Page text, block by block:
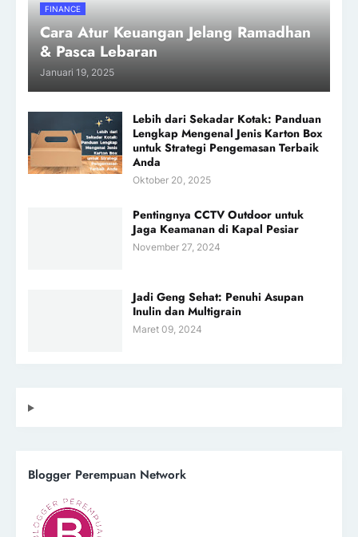
FINANCE
Cara Atur Keuangan Jelang Ramadhan
& Pasca Lebaran
Januari 19, 2025
Lebih dari Sekadar Kotak: Panduan
Lengkap Mengenal Jenis Karton Box
untuk Strategi Pengemasan Terbaik
Anda
Oktober 20, 2025
Pentingnya CCTV Outdoor untuk
Jaga Keamanan di Kapal Pesiar
November 27, 2024
Jadi Geng Sehat: Penuhi Asupan
Inulin dan Multigrain
Maret 09, 2024
Blogger Perempuan Network